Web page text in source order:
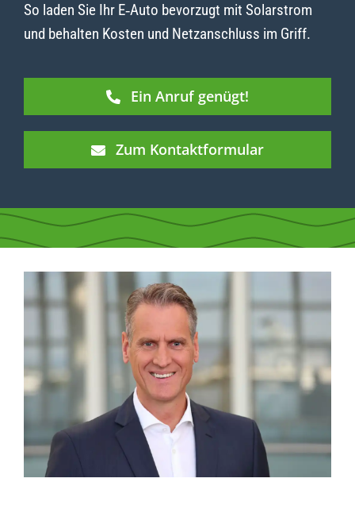
So laden Sie Ihr E‑Auto bevorzugt mit Solarstrom
und behalten Kosten und Netzanschluss im Griff.
Ein Anruf genügt!
Zum Kontaktformular